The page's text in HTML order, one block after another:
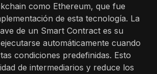
como Ethereum, que fue
de esta tecnología. La
de un Smart Contract es su
automáticamente cuando
condiciones predefinidas. Esto
de intermediarios y reduce los